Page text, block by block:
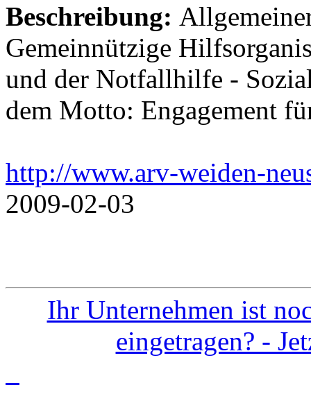
Beschreibung:
Gemeinnützige
und der Notfallhilfe -
dem Motto: Engagement
http://www.arv-weiden-
2009-02-03
Ihr Unternehmen ist
eingetragen? -